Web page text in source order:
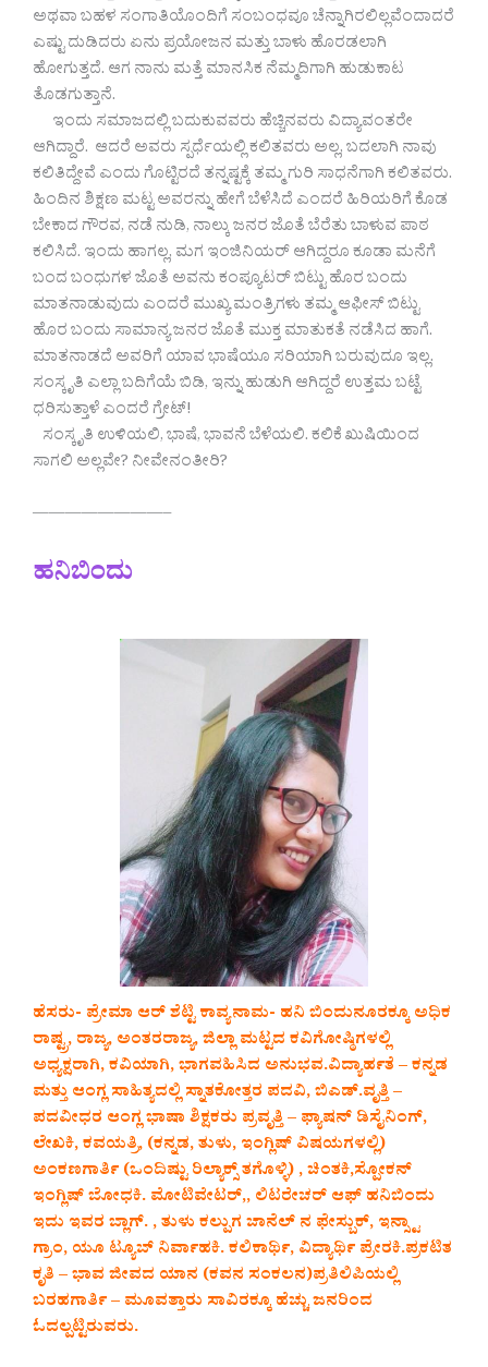
ಅಥವಾ ಬಹಳ ಸಂಗಾತಿಯೊಂದಿಗೆ ಸಂಬಂಧವೂ ಚೆನ್ನಾಗಿರಲಿಲ್ಲವೆಂದಾದರೆ
ಎಷ್ಟು ದುಡಿದರು ಏನು ಪ್ರಯೋಜನ ಮತ್ತು ಬಾಳು ಹೊರಡಲಾಗಿ
ಹೋಗುತ್ತದೆ. ಆಗ ನಾನು ಮತ್ತೆ ಮಾನಸಿಕ ನೆಮ್ಮದಿಗಾಗಿ ಹುಡುಕಾಟ
ತೊಡಗುತ್ತಾನೆ.
ಇಂದು ಸಮಾಜದಲ್ಲಿ ಬದುಕುವವರು ಹೆಚ್ಚಿನವರು ವಿದ್ಯಾವಂತರೇ
ಆಗಿದ್ದಾರೆ. ಆದರೆ ಅವರು ಸ್ಪರ್ಧೆಯಲ್ಲಿ ಕಲಿತವರು ಅಲ್ಲ, ಬದಲಾಗಿ ನಾವು
ಕಲಿತಿದ್ದೇವೆ ಎಂದು ಗೊಟ್ಟಿರದೆ ತನ್ನಷ್ಟಕ್ಕೆ ತಮ್ಮ ಗುರಿ ಸಾಧನೆಗಾಗಿ ಕಲಿತವರು.
ಹಿಂದಿನ ಶಿಕ್ಷಣ ಮಟ್ಟ ಅವರನ್ನು ಹೇಗೆ ಬೆಳೆಸಿದೆ ಎಂದರೆ ಹಿರಿಯರಿಗೆ ಕೊಡ
ಬೇಕಾದ ಗೌರವ, ನಡೆ ನುಡಿ, ನಾಲ್ಕು ಜನರ ಜೊತೆ ಬೆರೆತು ಬಾಳುವ ಪಾಠ
ಕಲಿಸಿದೆ. ಇಂದು ಹಾಗಲ್ಲ, ಮಗ ಇಂಜಿನಿಯರ್ ಆಗಿದ್ದರೂ ಕೂಡಾ ಮನೆಗೆ
ಬಂದ ಬಂಧುಗಳ ಜೊತೆ ಅವನು ಕಂಪ್ಯೂಟರ್ ಬಿಟ್ಟು ಹೊರ ಬಂದು
ಮಾತನಾಡುವುದು ಎಂದರೆ ಮುಖ್ಯ ಮಂತ್ರಿಗಳು ತಮ್ಮ ಆಫೀಸ್ ಬಿಟ್ಟು
ಹೊರ ಬಂದು ಸಾಮಾನ್ಯ ಜನರ ಜೊತೆ ಮುಕ್ತ ಮಾತುಕತೆ ನಡೆಸಿದ ಹಾಗೆ.
ಮಾತನಾಡದೆ ಅವರಿಗೆ ಯಾವ ಭಾಷೆಯೂ ಸರಿಯಾಗಿ ಬರುವುದೂ ಇಲ್ಲ.
ಸಂಸ್ಕೃತಿ ಎಲ್ಲಾ ಬದಿಗೆಯೆ ಬಿಡಿ, ಇನ್ನು ಹುಡುಗಿ ಆಗಿದ್ದರೆ ಉತ್ತಮ ಬಟ್ಟೆ
ಧರಿಸುತ್ತಾಳೆ ಎಂದರೆ ಗ್ರೇಟ್!
ಸಂಸ್ಕೃತಿ ಉಳಿಯಲಿ, ಭಾಷೆ, ಭಾವನೆ ಬೆಳೆಯಲಿ. ಕಲಿಕೆ ಖುಷಿಯಿಂದ
ಸಾಗಲಿ ಅಲ್ಲವೇ? ನೀವೇನಂತೀರಿ?
————————–
ಹನಿಬಿಂದು
ಹೆಸರು- ಪ್ರೇಮಾ ಆರ್ ಶೆಟ್ಟಿ ಕಾವ್ಯನಾಮ- ಹನಿ ಬಿಂದುನೂರಕ್ಕೂ ಅಧಿಕ
ರಾಷ್ಟ್ರ, ರಾಜ್ಯ, ಅಂತರರಾಜ್ಯ, ಜಿಲ್ಲಾ ಮಟ್ಟದ ಕವಿಗೋಷ್ಠಿಗಳಲ್ಲಿ
ಅಧ್ಯಕ್ಷರಾಗಿ, ಕವಿಯಾಗಿ, ಭಾಗವಹಿಸಿದ ಅನುಭವ.ವಿದ್ಯಾರ್ಹತೆ – ಕನ್ನಡ
ಮತ್ತು ಆಂಗ್ಲ ಸಾಹಿತ್ಯದಲ್ಲಿ ಸ್ನಾತಕೋತ್ತರ ಪದವಿ, ಬಿಎಡ್.ವೃತ್ತಿ –
ಪದವೀಧರ ಆಂಗ್ಲ ಭಾಷಾ ಶಿಕ್ಷಕರು ಪ್ರವೃತ್ತಿ – ಫ್ಯಾಷನ್ ಡಿಸೈನಿಂಗ್,
ಲೇಖಕಿ, ಕವಯತ್ರಿ, (ಕನ್ನಡ, ತುಳು, ಇಂಗ್ಲಿಷ್ ವಿಷಯಗಳಲ್ಲಿ)
ಅಂಕಣಗಾರ್ತಿ (ಒಂದಿಷ್ಟು ರಿಲ್ಯಾಕ್ಸ್ ತಗೊಳ್ಳಿ) , ಚಿಂತಕಿ,ಸ್ಪೋಕನ್
ಇಂಗ್ಲಿಷ್ ಬೋಧಕಿ. ಮೋಟಿವೇಟರ್,, ಲಿಟರೇಚರ್ ಆಫ್ ಹನಿಬಿಂದು
ಇದು ಇವರ ಬ್ಲಾಗ್. , ತುಳು ಕಲ್ಪುಗ ಚಾನೆಲ್ ನ ಫೇಸ್ಬುಕ್, ಇನ್ಸ್ಟಾ
ಗ್ರಾಂ, ಯೂ ಟ್ಯೂಬ್ ನಿರ್ವಾಹಕಿ. ಕಲಿಕಾರ್ಥಿ, ವಿದ್ಯಾರ್ಥಿ ಪ್ರೇರಕಿ.ಪ್ರಕಟಿತ
ಕೃತಿ – ಭಾವ ಜೀವದ ಯಾನ (ಕವನ ಸಂಕಲನ)ಪ್ರತಿಲಿಪಿಯಲ್ಲಿ
ಬರಹಗಾರ್ತಿ – ಮೂವತ್ತಾರು ಸಾವಿರಕ್ಕೂ ಹೆಚ್ಚು ಜನರಿಂದ
ಓದಲ್ಪಟ್ಟಿರುವರು.